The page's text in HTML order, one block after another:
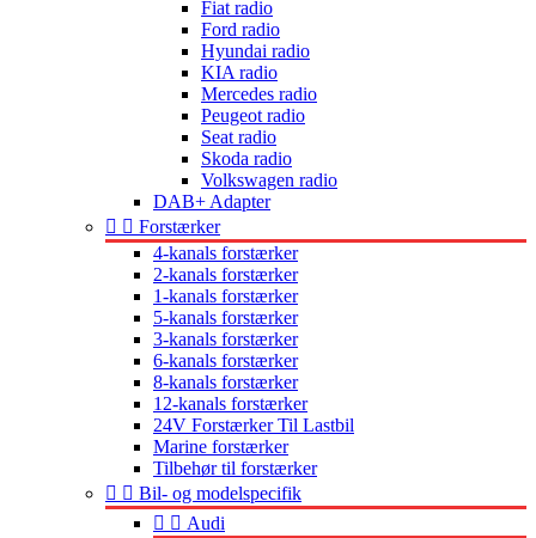
Fiat radio
Ford radio
Hyundai radio
KIA radio
Mercedes radio
Peugeot radio
Seat radio
Skoda radio
Volkswagen radio
DAB+ Adapter
  Forstærker
4-kanals forstærker
2-kanals forstærker
1-kanals forstærker
5-kanals forstærker
3-kanals forstærker
6-kanals forstærker
8-kanals forstærker
12-kanals forstærker
24V Forstærker Til Lastbil
Marine forstærker
Tilbehør til forstærker
  Bil- og modelspecifik
  Audi